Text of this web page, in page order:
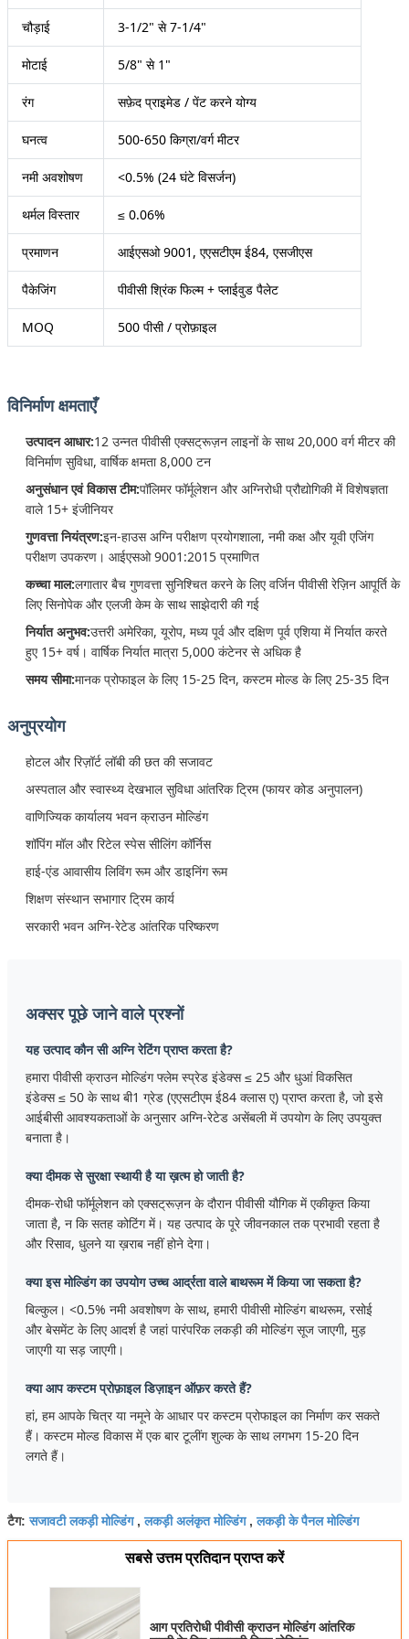
चौड़ाई 3-1/2" से 7-1/4"
मोटाई 5/8" से 1"
रंग सफ़ेद प्राइमेड / पेंट करने योग्य
घनत्व 500-650 किग्रा/वर्ग मीटर
नमी अवशोषण <0.5% (24 घंटे विसर्जन)
थर्मल विस्तार ≤ 0.06%
प्रमाणन आईएसओ 9001, एएसटीएम ई84, एसजीएस
पैकेजिंग पीवीसी श्रिंक फिल्म + प्लाईवुड पैलेट
MOQ 500 पीसी / प्रोफ़ाइल
विनिर्माण क्षमताएँ
उत्पादन आधार:12 उन्नत पीवीसी एक्सट्रूज़न लाइनों के साथ 20,000 वर्ग मीटर की
विनिर्माण सुविधा, वार्षिक क्षमता 8,000 टन
अनुसंधान एवं विकास टीम:पॉलिमर फॉर्मूलेशन और अग्निरोधी प्रौद्योगिकी में विशेषज्ञता
वाले 15+ इंजीनियर
गुणवत्ता नियंत्रण:इन-हाउस अग्नि परीक्षण प्रयोगशाला, नमी कक्ष और यूवी एजिंग
परीक्षण उपकरण। आईएसओ 9001:2015 प्रमाणित
कच्चा माल:लगातार बैच गुणवत्ता सुनिश्चित करने के लिए वर्जिन पीवीसी रेज़िन आपूर्ति के
लिए सिनोपेक और एलजी केम के साथ साझेदारी की गई
निर्यात अनुभव:उत्तरी अमेरिका, यूरोप, मध्य पूर्व और दक्षिण पूर्व एशिया में निर्यात करते
हुए 15+ वर्ष। वार्षिक निर्यात मात्रा 5,000 कंटेनर से अधिक है
समय सीमा:मानक प्रोफाइल के लिए 15-25 दिन, कस्टम मोल्ड के लिए 25-35 दिन
अनुप्रयोग
होटल और रिज़ॉर्ट लॉबी की छत की सजावट
अस्पताल और स्वास्थ्य देखभाल सुविधा आंतरिक ट्रिम (फायर कोड अनुपालन)
वाणिज्यिक कार्यालय भवन क्राउन मोल्डिंग
शॉपिंग मॉल और रिटेल स्पेस सीलिंग कॉर्निस
हाई-एंड आवासीय लिविंग रूम और डाइनिंग रूम
शिक्षण संस्थान सभागार ट्रिम कार्य
सरकारी भवन अग्नि-रेटेड आंतरिक परिष्करण
अक्सर पूछे जाने वाले प्रश्नों
यह उत्पाद कौन सी अग्नि रेटिंग प्राप्त करता है?
हमारा पीवीसी क्राउन मोल्डिंग फ्लेम स्प्रेड इंडेक्स ≤ 25 और धुआं विकसित
इंडेक्स ≤ 50 के साथ बी1 ग्रेड (एएसटीएम ई84 क्लास ए) प्राप्त करता है, जो इसे
आईबीसी आवश्यकताओं के अनुसार अग्नि-रेटेड असेंबली में उपयोग के लिए उपयुक्त
बनाता है।
क्या दीमक से सुरक्षा स्थायी है या ख़त्म हो जाती है?
दीमक-रोधी फॉर्मूलेशन को एक्सट्रूज़न के दौरान पीवीसी यौगिक में एकीकृत किया
जाता है, न कि सतह कोटिंग में। यह उत्पाद के पूरे जीवनकाल तक प्रभावी रहता है
और रिसाव, धुलने या ख़राब नहीं होने देगा।
क्या इस मोल्डिंग का उपयोग उच्च आर्द्रता वाले बाथरूम में किया जा सकता है?
बिल्कुल। <0.5% नमी अवशोषण के साथ, हमारी पीवीसी मोल्डिंग बाथरूम, रसोई
और बेसमेंट के लिए आदर्श है जहां पारंपरिक लकड़ी की मोल्डिंग सूज जाएगी, मुड़
जाएगी या सड़ जाएगी।
क्या आप कस्टम प्रोफ़ाइल डिज़ाइन ऑफ़र करते हैं?
हां, हम आपके चित्र या नमूने के आधार पर कस्टम प्रोफाइल का निर्माण कर सकते
हैं। कस्टम मोल्ड विकास में एक बार टूलींग शुल्क के साथ लगभग 15-20 दिन
लगते हैं।
टैग:सजावटी लकड़ी मोल्डिंग,लकड़ी अलंकृत मोल्डिंग,लकड़ी के पैनल मोल्डिंग
सबसे उत्तम प्रतिदान प्राप्त करें
आग प्रतिरोधी पीवीसी क्राउन मोल्डिंग आंतरिक